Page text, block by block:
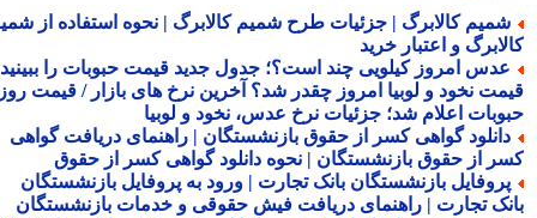
کالابرگ | جزئیات طرح شمیم کالابرگ | نحوه استفاده از شمیم
و اعتبار خرید
امروز کیلویی چند است؟؛ جدول جدید قیمت حبوبات را ببینید /
نخود و لوبیا امروز چقدر شد؟ آخرین نرخ های بازار / قیمت روز
اعلام شد؛ جزئیات نرخ عدس، نخود و لوبیا
گواهی کسر از حقوق بازنشستگان | راهنمای دریافت گواهی
از حقوق بازنشستگان | نحوه دانلود گواهی کسر از حقوق
بازنشستگان بانک تجارت | ورود به پروفایل بازنشستگان
تجارت | راهنمای دریافت فیش حقوقی و خدمات بازنشستگان